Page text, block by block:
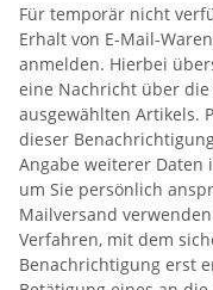
Für temporär nicht
Erhalt von E-Mail-
anmelden. Hierbei
eine Nachricht über
ausgewählten Artikels.
dieser
Angabe weiterer
um Sie persönlich
Mailversand
Verfahren, mit dem
Benachrichtigung erst